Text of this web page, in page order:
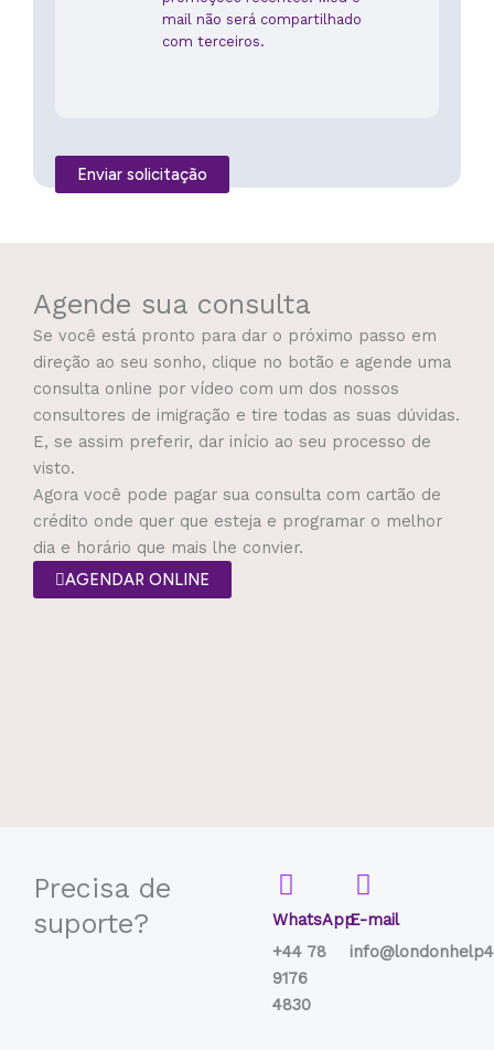
?
mail não será compartilhado
com terceiros.
Enviar solicitação
Agende sua consulta
Se você está pronto para dar o próximo passo em
direção ao seu sonho, clique no botão e agende uma
consulta online por vídeo com um dos nossos
consultores de imigração e tire todas as suas dúvidas.
E, se assim preferir, dar início ao seu processo de
visto.
Agora você pode pagar sua consulta com cartão de
crédito onde quer que esteja e programar o melhor
dia e horário que mais lhe convier.
AGENDAR ONLINE
Precisa de
suporte?
WhatsApp
+44 78
9176
4830
E-mail